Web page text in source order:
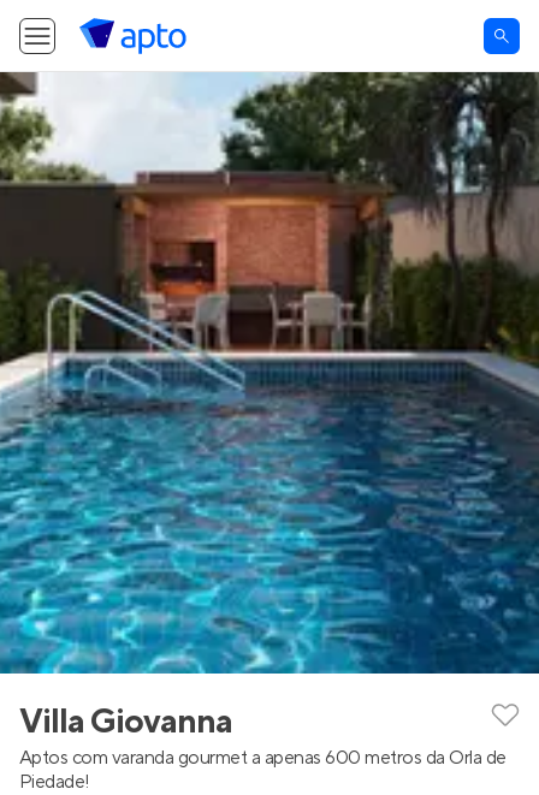
Villa Giovanna
Aptos com varanda gourmet a apenas 600 metros da Orla de
Piedade!